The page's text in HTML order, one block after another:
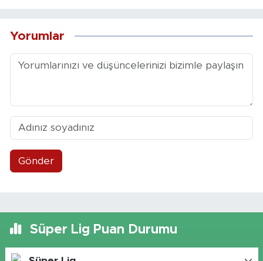
Yorumlar
Gönder
Süper Lig Puan Durumu